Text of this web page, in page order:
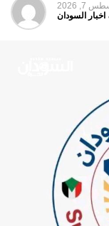
يحقق الفائدة
عقد شراكات مع
من الإمكانيات
النفط والغاز،
البترول، إلى
7, 2026
اخبار السودان